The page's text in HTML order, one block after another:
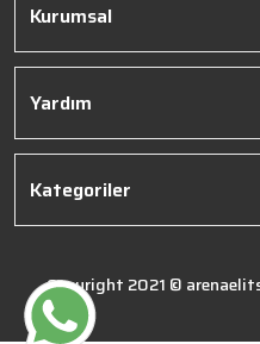
Kurumsal
Yardım
Kategoriler
Copyright 2021 ©